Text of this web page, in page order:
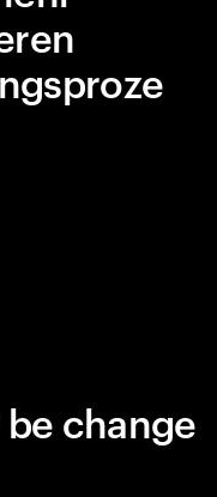
change